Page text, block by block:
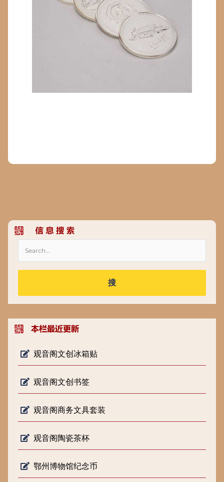
搜
观音阁文创冰箱贴
观音阁文创书签
观音阁商务文具套装
观音阁陶瓷茶杯
鄂州博物馆纪念币